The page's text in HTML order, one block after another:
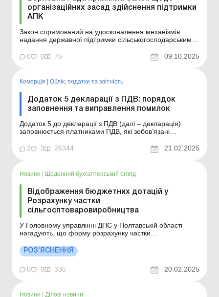
організаційних засад здійснення підтримки
АПК
Закон спрямований на удосконалення механізмів
надання державної підтримки сільськогосподарським
використання бюджетних коштів, а також на створення
прозорих та зрозумілих правил для аграрного бізнесу.
друго...
0 0 75 09.10.2025
Комерція Облік, податки та звiтнiсть
Додаток 5 декларації з ПДВ: порядок
заповнення та виправлення помилок
Додаток 5 до декларації з ПДВ (далі – декларація)
заповнюється платниками ПДВ, які зобов’язані
Податкового кодексу (далі – ПК) (заповнюють таблиці 1
і 2) та платниками, що застосовують касовий метод
2 3 26344 21.02.2025
Новини | Щоденний бухгалтерський огляд
Відображення бюджетних дотацій у
Розрахунку частки
сільгосптоваровиробництва
У Головному управлінні ДПС у Полтавській області
нагадують, що форму розрахунку частки
затверджено наказом Міністерства аграрної політики та
продовольства від 26.12.2011 № 772 «Про
сільськогосподарського товаровиробни...
РОЗ’ЯСНЕННЯ
0 0 335 20.02.2025
Новини | Ділові новини